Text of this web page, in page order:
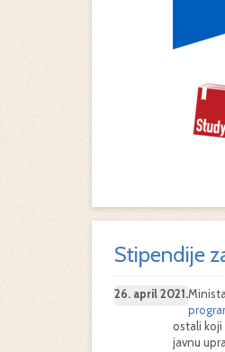
Stipendije
26. april 2021.
ostali koji
javnu